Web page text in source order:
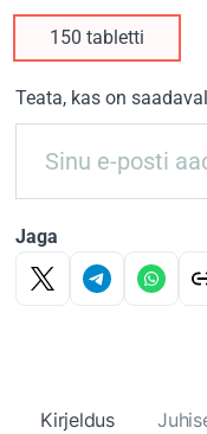
150 tabletti
Teata, kas on saadaval
Jaga
Kirjeldus